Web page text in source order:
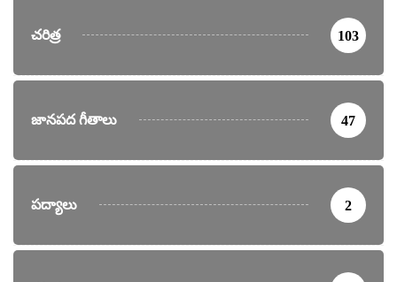
చరిత్ర 103
జానపద గీతాలు 47
పద్యాలు 2